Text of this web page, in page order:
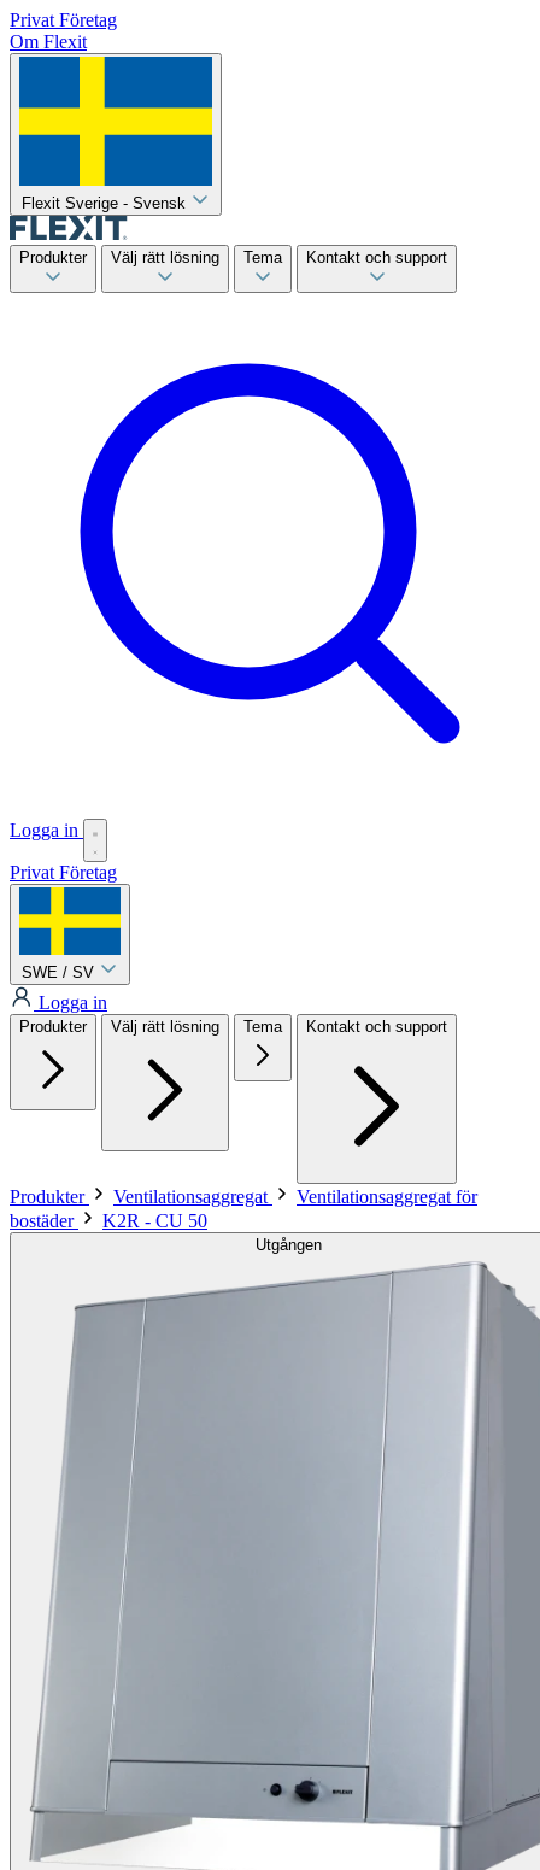
Privat Företag
Om Flexit
Flexit Sverige - Svensk
Produkter Välj rätt lösning Tema Kontakt och support
Logga in
Privat Företag
SWE / SV
Logga in
Produkter Välj rätt lösning Tema Kontakt och support
Produkter Ventilationsaggregat
Ventilationsaggregat för
bostäder
K2R - CU 50
Utgången